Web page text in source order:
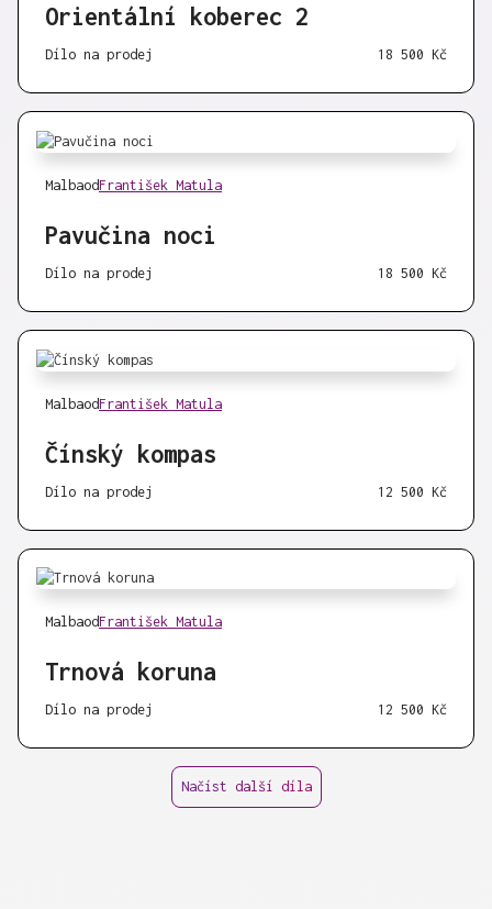
Orientální koberec 2
Dílo na prodej 18 500 Kč
MalbaodFrantišek Matula
Pavučina noci
Dílo na prodej 18 500 Kč
MalbaodFrantišek Matula
Čínský kompas
Dílo na prodej 12 500 Kč
MalbaodFrantišek Matula
Trnová koruna
Dílo na prodej 12 500 Kč
Načíst další díla